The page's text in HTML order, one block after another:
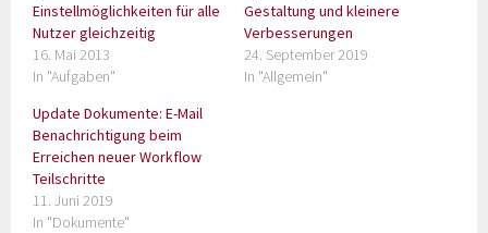
Einstellmöglichkeiten für alle
Nutzer gleichzeitig
16. Mai 2013
In "Aufgaben"
Gestaltung und kleinere
Verbesserungen
24. September 2019
In "Allgemein"
Update Dokumente: E-Mail
Benachrichtigung beim
Erreichen neuer Workflow
Teilschritte
11. Juni 2019
In "Dokumente"